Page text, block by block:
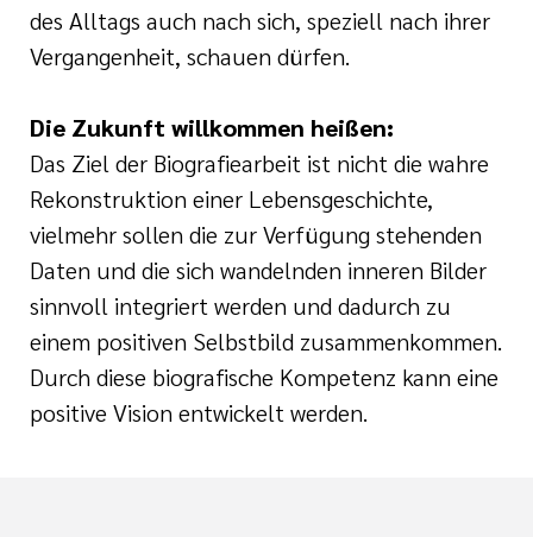
des Alltags auch nach sich, speziell nach ihrer
Vergangenheit, schauen dürfen.
Die Zukunft willkommen heißen:
Das Ziel der Biografiearbeit ist nicht die wahre
Rekonstruktion einer Lebensgeschichte,
vielmehr sollen die zur Verfügung stehenden
Daten und die sich wandelnden inneren Bilder
sinnvoll integriert werden und dadurch zu
einem positiven Selbstbild zusammenkommen.
Durch diese biografische Kompetenz kann eine
positive Vision entwickelt werden.